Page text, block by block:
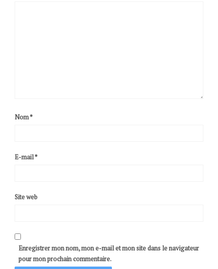
Nom*
E-mail*
Site web
Enregistrer mon nom, mon e-mail et mon site dans le navigateur
pour mon prochain commentaire.